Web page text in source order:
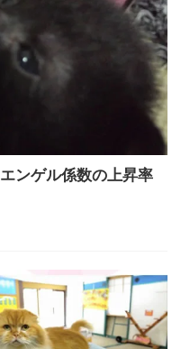
ンゲル係数の上昇率